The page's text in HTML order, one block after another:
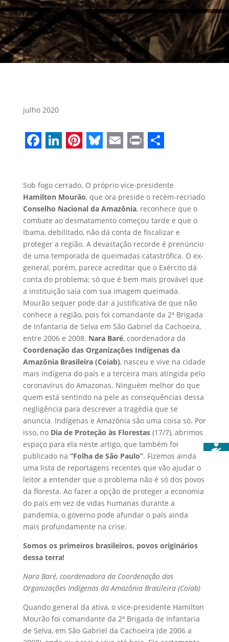
julho 2020
Sob fogo cerrado. O próprio vice-presidente
Hamilton Mourão, que ora preside o recém-recriado
Conselho Nacional da Amazônia, reconhece que o
combate ao desmatamento começou tarde e que o
Ibama, debilitado, não dá conta de fiscalizar e
proteger a região. A devastação recorde é prenúncio
de uma temporada de queimadas catastrófica. O ex-
general, porém, parece acreditar que o Exército dá
conta do problema; só que é bem mais provável que
a instituição saia com sua imagem queimada.
Mourão sequer pode dar a justificativa de que não
conhece a região, pois foi comandante da 2ª Brigada
de Infantaria de Selva em São Gabriel da Cachoeira,
entre 2006 e 2008. Nara Baré, coordenadora da
Coordenação das Organizações Indígenas da
Amazônia Brasileira (Coiab), nasceu e vive na cidade
mais indígena do país e a terceira mais atingida pelo
coronavírus do Amazonas. Ninguém melhor do que
quem está sentindo na pele as consequências dessa
negligência para descrever a tragédia que se
anuncia. Indígenas e Amazônia são uma coisa só. Por
isso, no Dia de Proteção às Florestas(17/7), abrimos
espaço para ela neste artigo, que também foi
publicado na “Folha de São Paulo”. Fizemos ainda
uma lista de reportagens recentes que vão ajudar o
leitor a entender que o problema não é só dos povos
da floresta. Ao fazer a opção de proteger a economia
do país em vez de vidas humanas durante a
pandemia, o governo pode afundar o país ainda
mais profundamente na crise.
Somos os primeiros brasileiros, povos originários
dessa terra!
Nara Baré, coordenadora da Coordenação das
Organizações Indígenas da Amazônia Brasileira (Coiab)
Quando general da ativa, o vice-presidente Hamilton
Mourão foi comandante da 2ª Brigada de Infantaria
de Selva, em São Gabriel da Cachoeira (de 2006 a